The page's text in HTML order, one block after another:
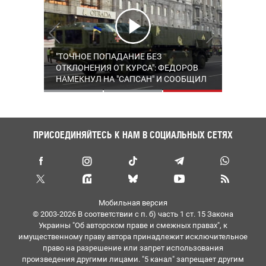
УКРАИНА ЗАПРАШИВАЕТ ЛИЦЕНЗИЮ
НА PATRIOT, А ДРОНЫ ВЕДУТ ОХОТУ
НА ТЕНЕВОЙ ФЛОТ – ХРОНИКА 1627-
ГО ДНЯ ВЕЛИКОЙ ВОЙНЫ
УКРАИНА И США ДОСТИГЛИ
ДОГОВОРЕННОСТИ О ЕЖЕМЕСЯЧНЫХ
ПОСТАВКАХ РАКЕТ ДЛЯ СИСТЕМ
PATRIOT – ЗЕЛЕНСКИЙ
"ТОЧНОЕ ПОПАДАНИЕ БЕЗ
ОТКЛОНЕНИЯ ОТ КУРСА": ФЕДОРОВ
НАМЕКНУЛ НА "САПСАН" И СООБЩИЛ
ПОДРОБНОСТИ УСПЕШНОГО
ПРИСОЕДИНЯЙТЕСЬ К НАМ В СОЦИАЛЬНЫХ СЕТЯХ
Мобильная версия
© 2003-2026 В соответствии с п. б) часть 1 ст. 15 Закона
Украины "Об авторском праве и смежных правах", к
имущественному праву автора принадлежит исключительное
право на разрешение или запрет использования
произведения другими лицами. "5 канал" запрещает другим